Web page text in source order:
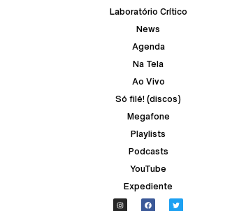
Laboratório Crítico
News
Agenda
Na Tela
Ao Vivo
Só filé! (discos)
Megafone
Playlists
Podcasts
YouTube
Expediente